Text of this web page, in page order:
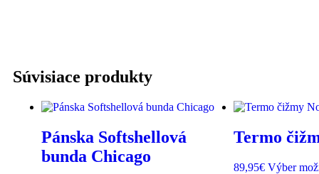
Súvisiace produkty
Pánska Softshellová
bunda Chicago
Termo
89,95€ Výber